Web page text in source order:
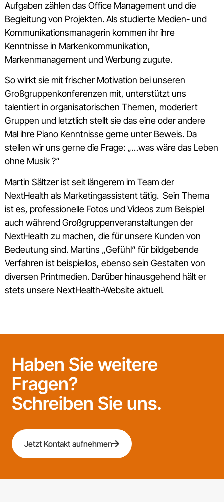
Aufgaben zählen das Office Management und die
Begleitung von Projekten. Als studierte Medien- und
Kommunikationsmanagerin kommen ihr ihre
Kenntnisse in Markenkommunikation,
Markenmanagement und Werbung zugute.
So wirkt sie mit frischer Motivation bei unseren
Großgruppenkonferenzen mit, unterstützt uns
talentiert in organisatorischen Themen, moderiert
Gruppen und letztlich stellt sie das eine oder andere
Mal ihre Piano Kenntnisse gerne unter Beweis. Da
stellen wir uns gerne die Frage: „…was wäre das Leben
ohne Musik ?“
Martin Sältzer ist seit längerem im Team der
NextHealth als Marketingassistent tätig. Sein Thema
ist es, professionelle Fotos und Videos zum Beispiel
auch während Großgruppenveranstaltungen der
NextHealth zu machen, die für unsere Kunden von
Bedeutung sind. Martins „Gefühl“ für bildgebende
Verfahren ist beispiellos, ebenso sein Gestalten von
diversen Printmedien. Darüber hinausgehend hält er
stets unsere NextHealth-Website aktuell.
Haben Sie weitere
Fragen?
Schreiben Sie uns.
Jetzt Kontakt aufnehmen